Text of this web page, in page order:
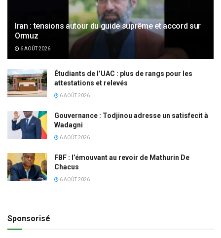
Iran : tensions autour du guide suprême et accord sur
Ormuz
6 AOÛT 2026
Étudiants de l’UAC : plus de rangs pour les
attestations et relevés
6 AOÛT 2026
Gouvernance : Todjinou adresse un satisfecit à
Wadagni
6 AOÛT 2026
FBF : l’émouvant au revoir de Mathurin De
Chacus
6 AOÛT 2026
Sponsorisé